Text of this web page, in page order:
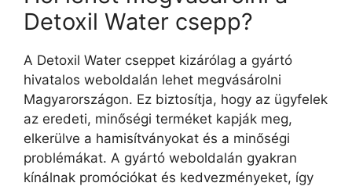
Detoxil Water csepp?
A Detoxil Water cseppet kizárólag a gyártó
hivatalos weboldalán lehet megvásárolni
Magyarországon. Ez biztosítja, hogy az ügyfelek
az eredeti, minőségi terméket kapják meg,
elkerülve a hamisítványokat és a minőségi
problémákat. A gyártó weboldalán gyakran
kínálnak promóciókat és kedvezményeket, így